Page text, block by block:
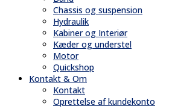
Chassis og suspension
Hydraulik
Kabiner og Interiør
Kæder og understel
Motor
Quickshop
Kontakt & Om
Kontakt
Oprettelse af kundekonto